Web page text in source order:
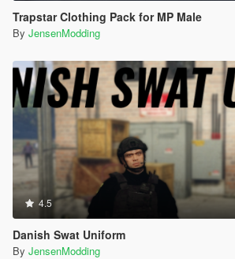
Trapstar Clothing Pack for MP Male
By JensenModding
4.5
Danish Swat Uniform
By JensenModding